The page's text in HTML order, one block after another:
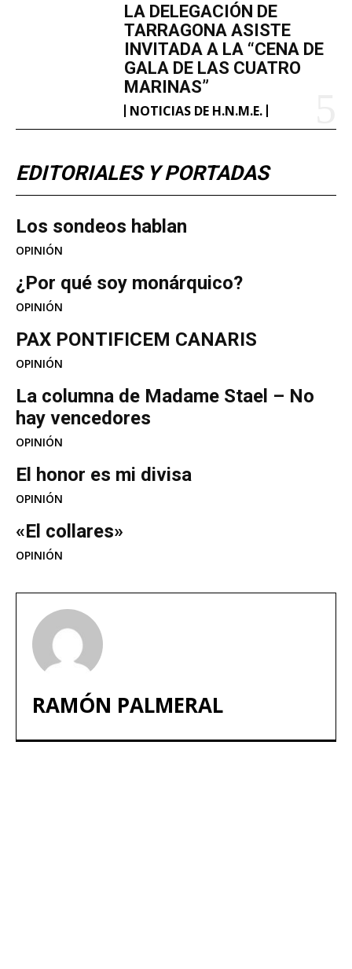
LA DELEGACIÓN DE
TARRAGONA ASISTE
INVITADA A LA “CENA DE
GALA DE LAS CUATRO
MARINAS”
NOTICIAS DE H.N.M.E.
EDITORIALES Y PORTADAS
Los sondeos hablan
OPINIÓN
¿Por qué soy monárquico?
OPINIÓN
PAX PONTIFICEM CANARIS
OPINIÓN
La columna de Madame Stael – No
hay vencedores
OPINIÓN
El honor es mi divisa
OPINIÓN
«El collares»
OPINIÓN
RAMÓN PALMERAL